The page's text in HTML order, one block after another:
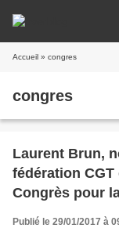
Accueil » congres
congres
Laurent Brun,
fédération
Congrès pour
février
Publié le 29/01/2017 à